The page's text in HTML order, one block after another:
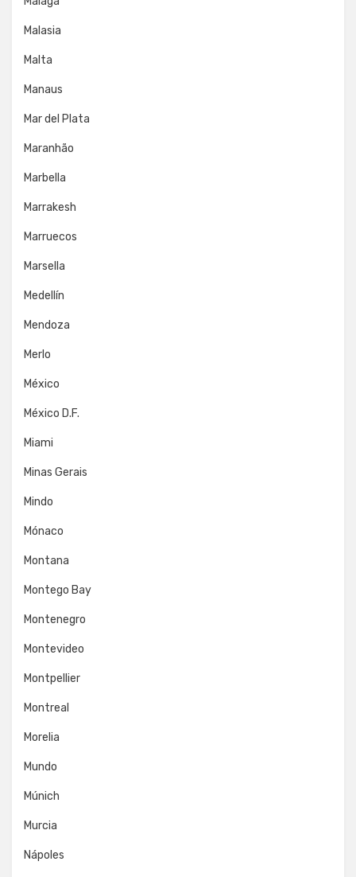
Malasia
Malta
Manaus
Mar del Plata
Maranhão
Marbella
Marrakesh
Marruecos
Marsella
Medellín
Mendoza
Merlo
México
México D.F.
Miami
Minas Gerais
Mindo
Mónaco
Montana
Montego Bay
Montenegro
Montevideo
Montpellier
Montreal
Morelia
Mundo
Múnich
Murcia
Nápoles